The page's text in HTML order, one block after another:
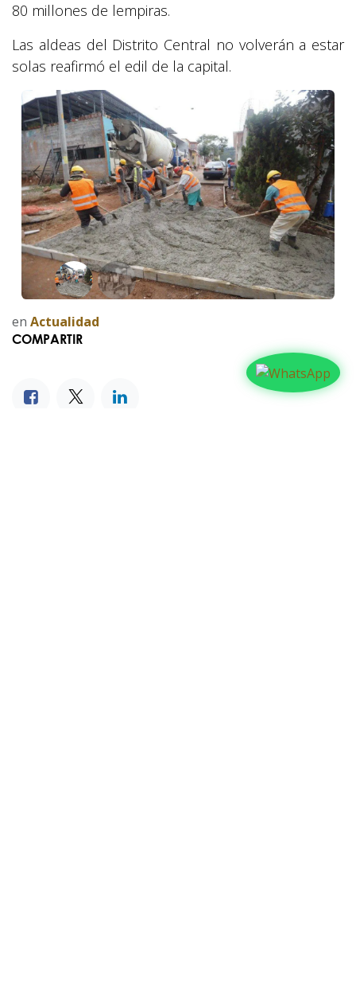
80 millones de lempiras.
Las aldeas del Distrito Central no volverán a estar
solas reafirmó el edil de la capital.
Anterior
en Actualidad
COMPARTIR